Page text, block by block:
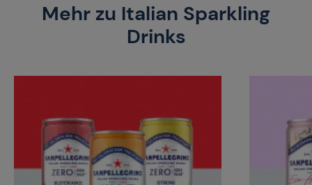
Mehr zu Italian Sparkling
Drinks